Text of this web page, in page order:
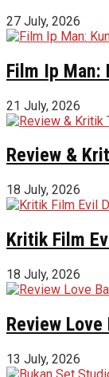
27 July, 2026
Film Ip Man:
21 July, 2026
Review &
18 July, 2026
Kritik Film
18 July, 2026
Review
13 July, 2026